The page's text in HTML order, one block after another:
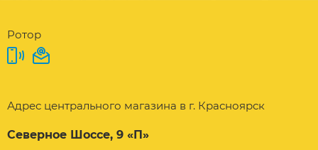
Ротор
Адрес центрального магазина в г. Красноярск
Северное Шоссе, 9 «П»